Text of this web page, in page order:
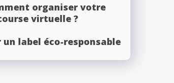
organiser votre
virtuelle ?
un label éco-responsable